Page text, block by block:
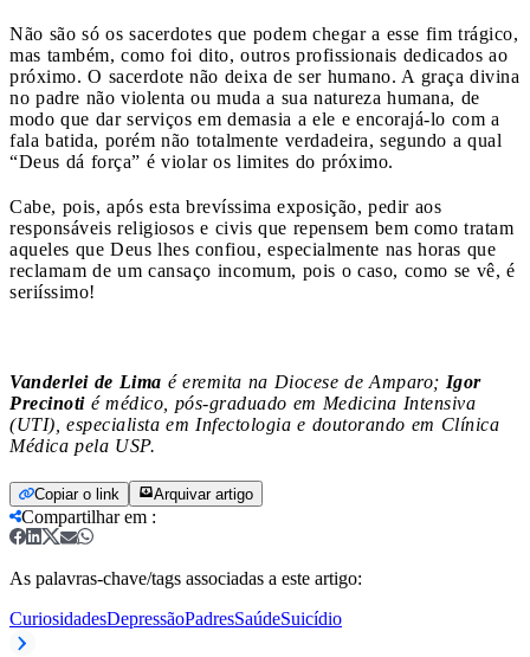
Não são só os sacerdotes que podem chegar a esse fim trágico,
mas também, como foi dito, outros profissionais dedicados ao
próximo. O sacerdote não deixa de ser humano. A graça divina
no padre não violenta ou muda a sua natureza humana, de
modo que dar serviços em demasia a ele e encorajá-lo com a
fala batida, porém não totalmente verdadeira, segundo a qual
“Deus dá força” é violar os limites do próximo.
Cabe, pois, após esta brevíssima exposição, pedir aos
responsáveis religiosos e civis que repensem bem como tratam
aqueles que Deus lhes confiou, especialmente nas horas que
reclamam de um cansaço incomum, pois o caso, como se vê, é
seriíssimo!
Vanderlei de Lima é eremita na Diocese de Amparo; Igor
Precinotié médico, pós-graduado em Medicina Intensiva
(UTI), especialista em Infectologia e doutorando em Clínica
Médica pela USP.
Copiar o link Arquivar artigo
Compartilhar em :
As palavras-chave/tags associadas a este artigo:
CuriosidadesDepressãoPadresSaúdeSuicídio